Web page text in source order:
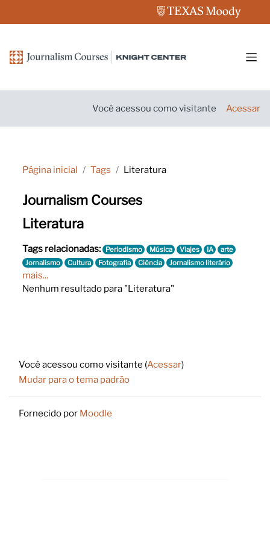
Você acessou como visitante Acessar
Página inicial Tags Literatura
Journalism Courses
Literatura
Tags relacionadas: Periodismo Música Viajes IA
arte
Jornalismo
Cultura Fotografia Ciência Jornalismo literário
mais...
Nenhum resultado para "Literatura"
Você acessou como visitante (Acessar)
Mudar para o tema padrão
Fornecido por Moodle